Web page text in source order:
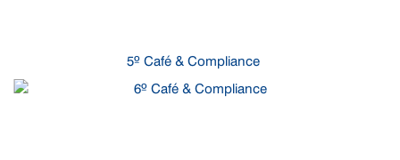
5º Café & Compliance